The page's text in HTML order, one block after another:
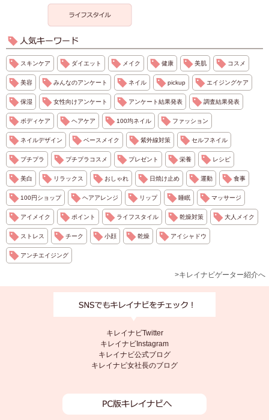
スキンケア ダイエット メイク 健康 美肌 コスメ
美容 みんなのアンケート ネイル pickup エイジングケア
保湿 女性向けアンケート アンケート結果発表 調査結果発表
ボディケア ヘアケア 100均ネイル ファッション
ネイルデザイン ベースメイク 紫外線対策 セルフネイル
プチプラ プチプラコスメ プレゼント 栄養 レシピ
美白 リラックス おしゃれ 日焼け止め 運動 食事
100円ショップ ヘアアレンジ リップ 睡眠 マッサージ
アイメイク ポイント ライフスタイル 乾燥対策 大人メイク
ストレス チーク 小顔 乾燥 アイシャドウ
アンチエイジング
>キレイナビゲーター紹介へ
キレイナビTwitter
キレイナビInstagram
キレイナビ公式ブログ
キレイナビ女社長のブログ